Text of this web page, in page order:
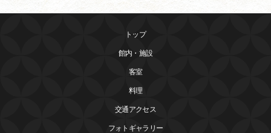
トップ
館内・施設
客室
料理
交通アクセス
フォトギャラリー